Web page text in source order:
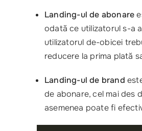
Landing-ul de abonare
odată ce utilizatorul s-a
utilizatorul de-obicei
reducere la prima plată
Landing-ul de brand
de abonare, cel mai des
asemenea poate fi